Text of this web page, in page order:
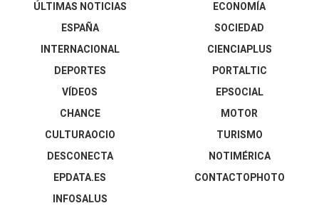
ÚLTIMAS NOTICIAS
ESPAÑA
INTERNACIONAL
DEPORTES
VÍDEOS
ECONOMÍA
SOCIEDAD
CIENCIAPLUS
PORTALTIC
EPSOCIAL
CHANCE
CULTURAOCIO
DESCONECTA
EPDATA.ES
INFOSALUS
MOTOR
TURISMO
NOTIMÉRICA
CONTACTOPHOTO